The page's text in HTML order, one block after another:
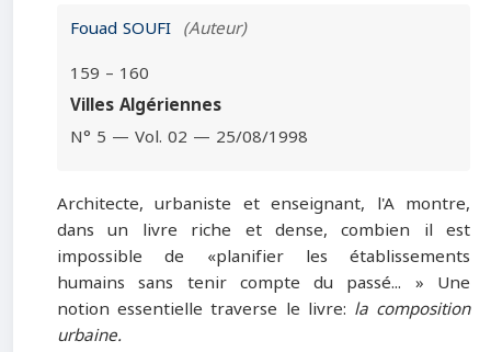
Fouad SOUFI (Auteur)
159 – 160
Villes Algériennes
N° 5 — Vol. 02 — 25/08/1998
Architecte, urbaniste et enseignant, l'A montre,
dans un livre riche et dense, combien il est
impossible de «planifier les établissements
humains sans tenir compte du passé... » Une
notion essentielle traverse le livre: la composition
urbaine.